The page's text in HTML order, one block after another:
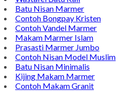
Batu Nisan Marmer
Contoh Bongpay Kristen
Contoh Vandel Marmer
Makam Marmer Islam
Prasasti Marmer Jumbo
Contoh Nisan Model Muslim
Batu Nisan Minimalis
Kijing Makam Marmer
Contoh Makam Granit